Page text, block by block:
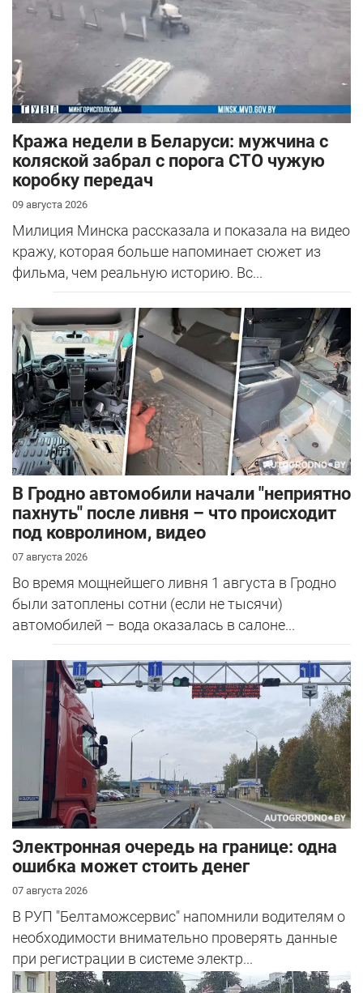
Кража недели в Беларуси: мужчина с
коляской забрал с порога СТО чужую
коробку передач
09 августа 2026
Милиция Минска рассказала и показала на видео
кражу, которая больше напоминает сюжет из
фильма, чем реальную историю. Вс...
В Гродно автомобили начали "неприятно
пахнуть" после ливня – что происходит
под ковролином, видео
07 августа 2026
Во время мощнейшего ливня 1 августа в Гродно
были затоплены сотни (если не тысячи)
автомобилей – вода оказалась в салоне...
Электронная очередь на границе: одна
ошибка может стоить денег
07 августа 2026
В РУП "Белтаможсервис" напомнили водителям о
необходимости внимательно проверять данные
при регистрации в системе электр...